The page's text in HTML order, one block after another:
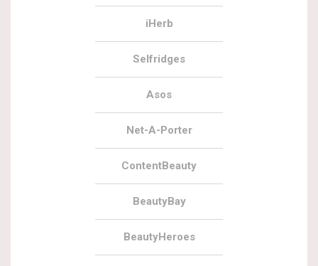
iHerb
Selfridges
Asos
Net-A-Porter
ContentBeauty
BeautyBay
BeautyHeroes